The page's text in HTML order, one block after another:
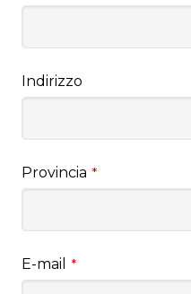
Indirizzo
Provincia *
E-mail *